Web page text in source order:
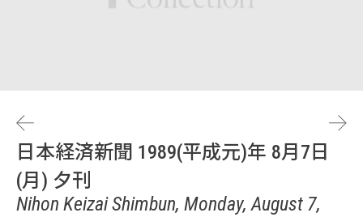
日本経済新聞 1989(平成元)年 8月7日
(月) 夕刊
Nihon Keizai Shimbun, Monday, August 7,